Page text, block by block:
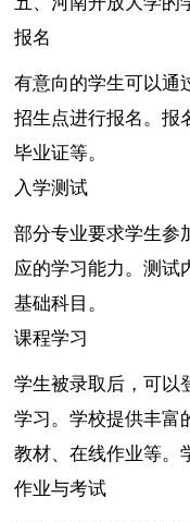
报名
有意向的学生可以通
招生点进行报名。报
毕业证等。
入学测试
部分专业要求学生参
应的学习能力。测试
基础科目。
课程学习
学生被录取后，可以
学习。学校提供丰富
教材、在线作业等。
作业与考试